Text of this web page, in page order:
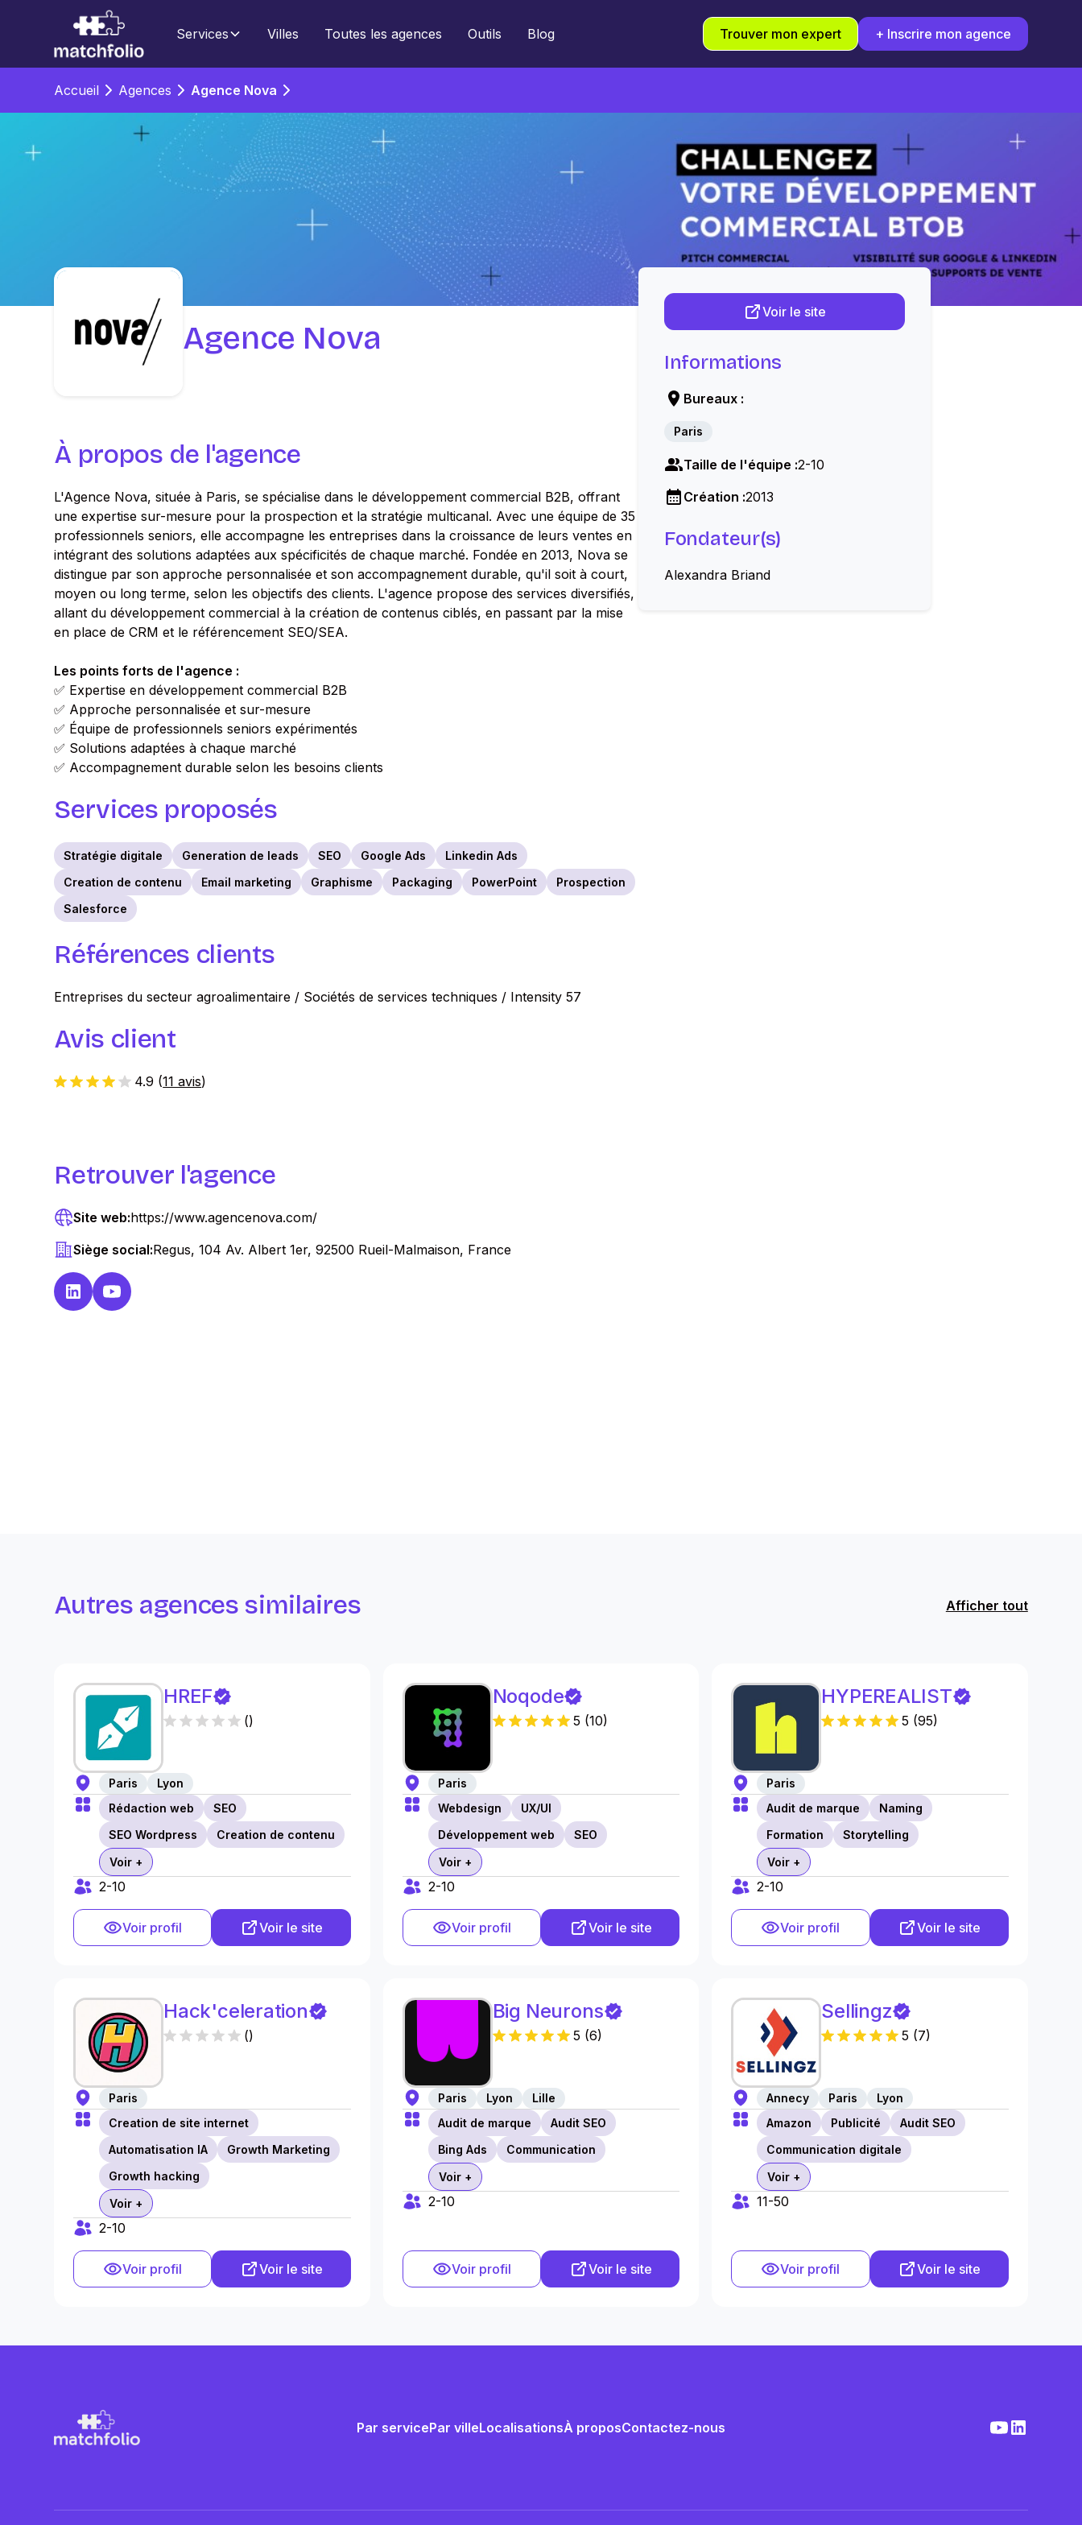
Services Villes Toutes les agences Outils Blog Trouver mon expert + Inscrire mon agence
Accueil Agences Agence Nova
Agence Nova
À propos de l'agence
L'Agence Nova, située à Paris, se spécialise dans le développement commercial B2B, offrant
une expertise sur-mesure pour la prospection et la stratégie multicanal. Avec une équipe de 35
professionnels seniors, elle accompagne les entreprises dans la croissance de leurs ventes en
intégrant des solutions adaptées aux spécificités de chaque marché. Fondée en 2013, Nova se
distingue par son approche personnalisée et son accompagnement durable, qu'il soit à court,
moyen ou long terme, selon les objectifs des clients. L'agence propose des services diversifiés,
allant du développement commercial à la création de contenus ciblés, en passant par la mise
en place de CRM et le référencement SEO/SEA.
Les points forts de l'agence :
✅ Expertise en développement commercial B2B
✅ Approche personnalisée et sur-mesure
✅ Équipe de professionnels seniors expérimentés
✅ Solutions adaptées à chaque marché
✅ Accompagnement durable selon les besoins clients
Services proposés
Stratégie digitale Generation de leads SEO Google Ads
Linkedin Ads
Creation de contenu
Email marketing Graphisme Packaging PowerPoint
Prospection
Salesforce
Références clients
Entreprises du secteur agroalimentaire / Sociétés de services techniques / Intensity 57
Avis client
4.9 (11 avis)
Voir le site
Informations
Bureaux :
Paris
Taille de l'équipe :2-10
Création :2013
Fondateur(s)
Alexandra Briand
Retrouver l'agence
Site web:https://www.agencenova.com/
Siège social:Regus, 104 Av. Albert 1er, 92500 Rueil-Malmaison, France
Autres agences similaires Afficher tout
HREF
()
Paris
Lyon
Rédaction web
SEO
SEO Wordpress
Creation de contenu
Voir +
2-10
Voir profil Voir le site
Noqode
5 (10)
Paris
Webdesign
UX/UI
Développement web
SEO
Voir +
2-10
Voir profil Voir le site
HYPEREALIST
5 (95)
Paris
Audit de marque
Naming
Formation
Storytelling
Voir +
2-10
Voir profil Voir le site
Hack'celeration
()
Paris
Creation de site internet
Automatisation IA
Growth Marketing
Growth hacking
Voir +
2-10
Voir profil Voir le site
Big Neurons
5 (6)
Paris Lyon
Lille
Audit de marque
Audit SEO
Bing Ads
Communication
Voir +
2-10
Voir profil Voir le site
Sellingz
5 (7)
Annecy Paris
Lyon
Amazon
Publicité
Audit SEO
Communication digitale
Voir +
11-50
Voir profil Voir le site
Par servicePar villeLocalisationsÀ proposContactez-nous